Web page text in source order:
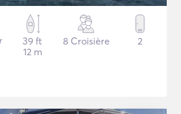
39 ft
12 m
8 Croisière 2